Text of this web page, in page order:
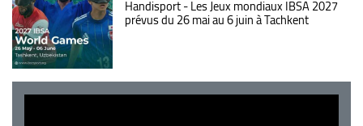
Handisport - Les Jeux mondiaux IBSA 2027
prévus du 26 mai au 6 juin à Tachkent